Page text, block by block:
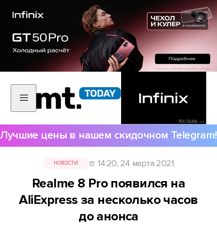
РЕКЛАМА •••
Лучшие цены в нашем скидочном Telegram!
НОВОСТИ 14:20, 24 марта 2021
Realme 8 Pro появился на
AliExpress за несколько часов
до анонса